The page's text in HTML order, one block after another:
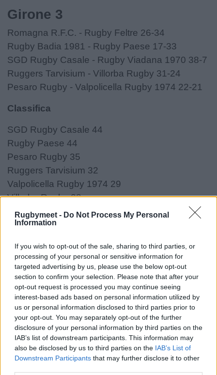
Rugbymeet - Do Not Process My Personal
Information
If you wish to opt-out of the sale, sharing to third parties, or
processing of your personal or sensitive information for
targeted advertising by us, please use the below opt-out
section to confirm your selection. Please note that after your
opt-out request is processed you may continue seeing
interest-based ads based on personal information utilized by
us or personal information disclosed to third parties prior to
your opt-out. You may separately opt-out of the further
disclosure of your personal information by third parties on the
IAB’s list of downstream participants. This information may
also be disclosed by us to third parties on the IAB’s List of
Downstream Participants that may further disclose it to other
Girone 3
Romagna R.F.C. - Rugby Feltre 26-34
Rugby Badia 1981 - Rugby Paese 17-33
SGD Rugby Casale - Rugby Viadana 1970 38-7
Ruggers Tarvisium - Villorba Rugby 31-24
Pesaro Rugby - Valpolicella Rugby 1974 22-21
Classifica
SGD Rugby Casale 44
Rugby Paese 44
Pesaro Rugby 35
Ruggers Tarvisium 32
Valpolicella Rugby 1974 29
Villorba Rugby 28
Rugby Viadana 1970 24
Romagna R.F.C. 21
Rugby Feltre 13
Girone 4
Civitavecchia R.Centumcellae - Rugby Roma
Olimpic Club 1930 27-14
Polisportiva Paganica Rugby - Pol. S.S. Lazio
Rugby 1927 20-20